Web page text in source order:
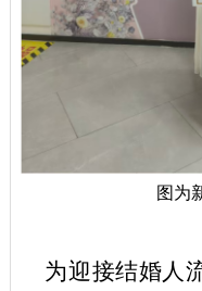
图为
为迎接结婚人